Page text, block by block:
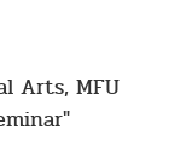
Arts, MFU